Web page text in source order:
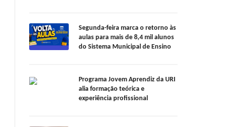
Segunda-feira marca o retorno às
aulas para mais de 8,4 mil alunos
do Sistema Municipal de Ensino
Programa Jovem Aprendiz da URI
alia formação teórica e
experiência profissional